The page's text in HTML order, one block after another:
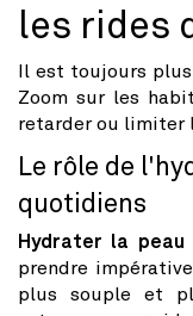
les rides
Il est toujours
Zoom sur les
retarder ou limiter
Le rôle de
quotidiens
Hydrater la
prendre
plus souple et